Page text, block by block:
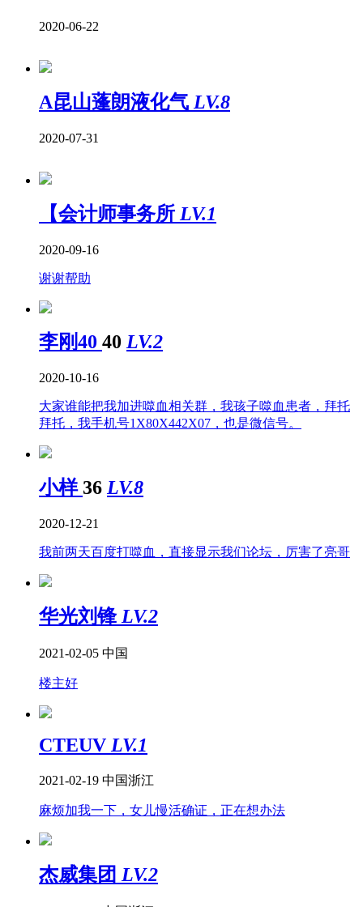
2020-06-22
A昆山蓬朗液化气 LV.8
2020-07-31
【会计师事务所 LV.1
2020-09-16
谢谢帮助
李刚40 40 LV.2
2020-10-16
大家谁能把我加进噬血相关群，我孩子噬血患者，拜托
拜托，我手机号1X80X442X07，也是微信号。
小样 36 LV.8
2020-12-21
我前两天百度打噬血，直接显示我们论坛，厉害了亮哥
华光刘锋 LV.2
2021-02-05 中国
楼主好
CTEUV LV.1
2021-02-19 中国浙江
麻烦加我一下，女儿慢活确证，正在想办法
杰威集团 LV.2